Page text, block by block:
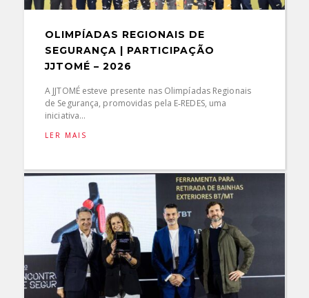
OLIMPÍADAS REGIONAIS DE
SEGURANÇA | PARTICIPAÇÃO
JJTOMÉ – 2026
A JJTOMÉ esteve presente nas Olimpíadas Regionais
de Segurança, promovidas pela E‑REDES, uma
iniciativa...
LER MAIS